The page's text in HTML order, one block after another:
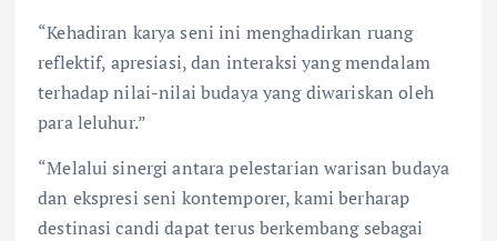
“Kehadiran karya seni ini menghadirkan ruang
reflektif, apresiasi, dan interaksi yang mendalam
terhadap nilai-nilai budaya yang diwariskan oleh
para leluhur.”
“Melalui sinergi antara pelestarian warisan budaya
dan ekspresi seni kontemporer, kami berharap
destinasi candi dapat terus berkembang sebagai